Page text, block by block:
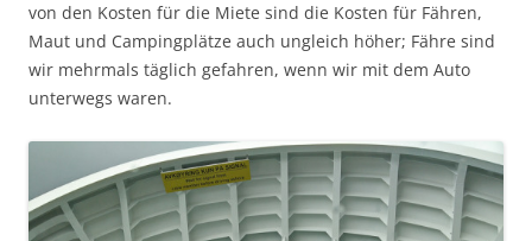
von den Kosten für die Miete sind die Kosten für Fähren,
Maut und Campingplätze auch ungleich höher; Fähre sind
wir mehrmals täglich gefahren, wenn wir mit dem Auto
unterwegs waren.